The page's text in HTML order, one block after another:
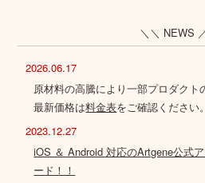
＼＼ NEWS
2026.06.17
原材料の高騰により一部プロダクト
最新価格は料金表をご確認ください。
2023.12.27
iOS ＆ Android 対応のArtgene公式
ード！！